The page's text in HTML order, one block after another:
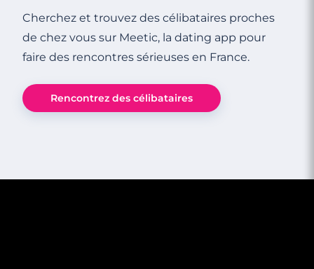
Cherchez et trouvez des célibataires proches
de chez vous sur Meetic, la dating app pour
faire des rencontres sérieuses en France.
Rencontrez des célibataires